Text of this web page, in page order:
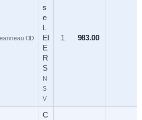
OD
s
e
L
EI
E
R
S
N
S
V
1 983.00
C